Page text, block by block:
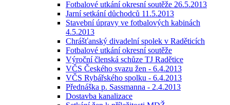
Fotbalové utkání okresní soutěže 26.5.2013
Jarní setkání důchodců 11.5.2013
Stavební úpravy ve fotbalových kabinách
4.5.2013
Chrášťanský divadelní spolek v Raděticích
Fotbalové utkání okresní soutěže
Výroční členská schůze TJ Radětice
VČS Českého svazu žen - 6.4.2013
VČS Rybářského spolku - 6.4.2013
Přednáška p. Sassmanna - 2.4.2013
Dostavba kanalizace